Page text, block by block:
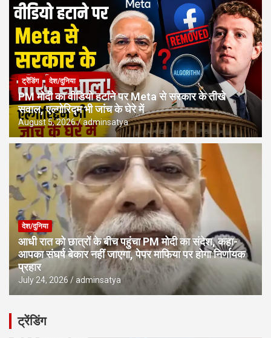
ट्रेंडिंग देश/दुनिया
PM मोदी का वीडियो हटाने पर Meta से सरकार के तीखे
सवाल, एल्गोरिद्म भी जांच के घेरे में
August 5, 2026 adminsatya
देश/दुनिया
आधी रात को छात्रों के बीच पहुंचा PM मोदी का संदेश, कहा-
आपका संघर्ष बेकार नहीं जाएगा, पेपर माफिया पर होगा निर्णायक
प्रहार
July 24, 2026 adminsatya
ट्रेंडिंग